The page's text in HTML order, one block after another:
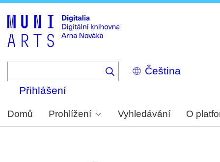
Select
your
Přihlášení
Domů Prohlížení Vyhledávání O